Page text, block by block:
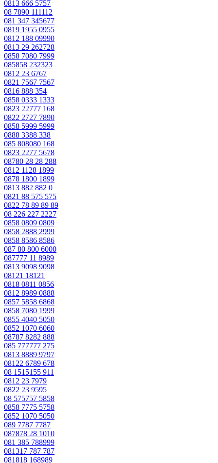
0813 666 5757
08 7890 111112
081 347 345677
0819 1955 0955
0812 188 09990
0813 29 262728
0858 7080 7999
085858 232323
0812 23 6767
0821 7567 7567
0816 888 354
0858 0333 1333
0823 22777 168
0822 2727 7890
0858 5999 5999
0888 3388 338
085 808080 168
0823 2277 5678
08780 28 28 288
0812 1128 1899
0878 1800 1899
0813 882 882 0
0821 88 575 575
0822 78 89 89 89
08 226 227 2227
0858 0809 0809
0858 2888 2999
0858 8586 8586
087 80 800 6000
087777 11 8989
0813 9098 9098
08121 18121
0818 0811 0856
0812 8989 0888
0857 5858 6868
0858 7080 1999
0855 4040 5050
0852 1070 6060
08787 8282 888
085 777777 275
0813 8889 9797
08122 6789 678
08 1515155 911
0812 23 7979
0822 23 9595
08 575757 5858
0858 7775 5758
0852 1070 5050
089 7787 7787
087878 28 1010
081 385 788999
081317 787 787
081818 168989